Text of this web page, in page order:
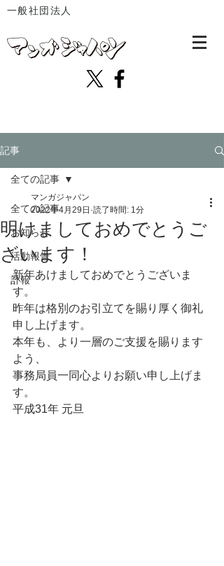
一般社団法人
記事
全ての記事
お知らせ
活動報告
訃報
全ての記事
明けましておめでとうご
ざいます！
マンガジャパン
2022年4月29日 読了時間: 1分
新年あけましておめでとうございま
す。
昨年は格別のお引立てを賜り厚く御礼
申し上げます。
本年も、より一層のご支援を賜ります
よう、
事務局員一同心よりお願い申し上げま
す。
平成31年 元旦